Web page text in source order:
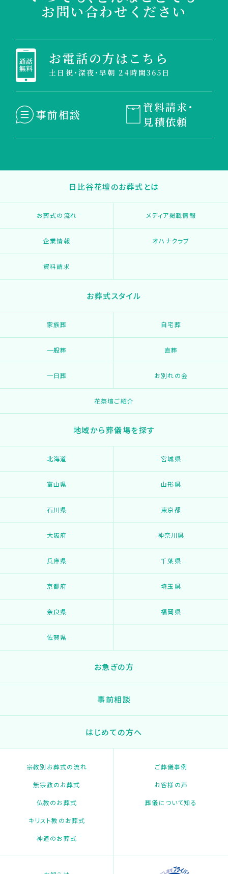
お問い合わせください
お電話の方はこちら
土日祝・深夜・早朝 24時間365日
事前相談
資料請求・
見積依頼
日比谷花壇のお葬式とは
お葬式の流れ メディア掲載情報
企業情報 オハナクラブ
資料請求
お葬式スタイル
家族葬 自宅葬
一般葬 直葬
一日葬 お別れの会
花祭壇ご紹介
地域から葬儀場を探す
北海道 宮城県
富山県 山形県
石川県 東京都
大阪府 神奈川県
兵庫県 千葉県
京都府 埼玉県
奈良県 福岡県
佐賀県
お急ぎの方
事前相談
はじめての方へ
宗教別お葬式の流れ
無宗教のお葬式
仏教のお葬式
キリスト教のお葬式
神道のお葬式
ご葬儀事例
お客様の声
葬儀について知る